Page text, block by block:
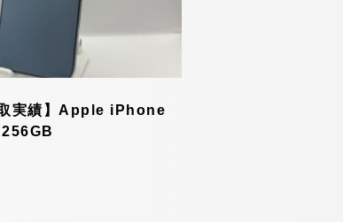
実績】Apple iPhone